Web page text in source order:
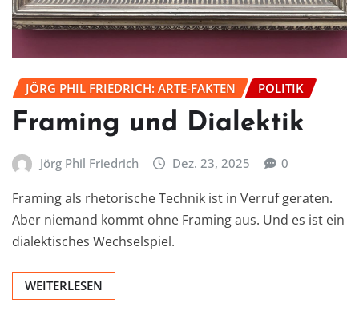
JÖRG PHIL FRIEDRICH: ARTE-FAKTEN POLITIK
Framing und Dialektik
Jörg Phil Friedrich Dez. 23, 2025 0
Framing als rhetorische Technik ist in Verruf geraten.
Aber niemand kommt ohne Framing aus. Und es ist ein
dialektisches Wechselspiel.
WEITERLESEN